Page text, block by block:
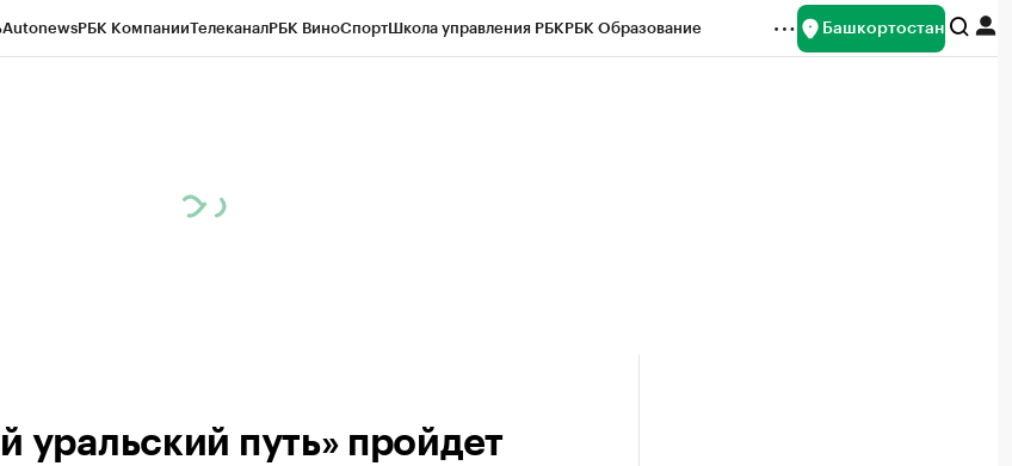
AutonewsРБК КомпанииТелеканалРБК ВиноСпортШкола управления РБКРБК Образование Башкортостан
уральский путь» пройдет